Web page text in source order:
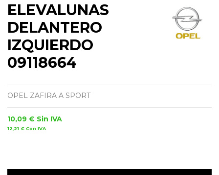
ELEVALUNAS
DELANTERO
IZQUIERDO
09118664
OPEL ZAFIRA A SPORT
10,09 € Sin IVA
12,21 € Con IVA